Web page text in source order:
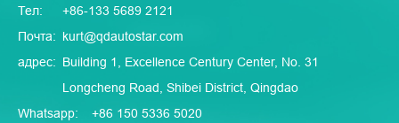
Тел:
+86-133 5689 2121
Почта: kurt@qdautostar.com
адрес: Building 1, Excellence Century Center, No. 31
Longcheng Road, Shibei District, Qingdao
Whatsapp:
+86 150 5336 5020